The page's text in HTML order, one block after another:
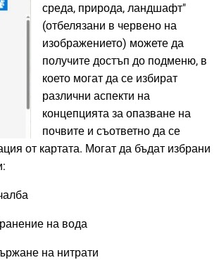
среда, природа, ландшафт"
(отбелязани в червено на
изображението) можете да
получите достъп до подменю, в
което могат да се избират
различни аспекти на
концепцията за опазване на
почвите и съответно да се
от картата. Могат да бъдат избрани
на вода
на нитрати